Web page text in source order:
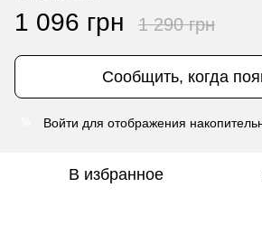
1 096 грн 1 290 грн
Сообщить, когда
Войти для отображения
В избранное